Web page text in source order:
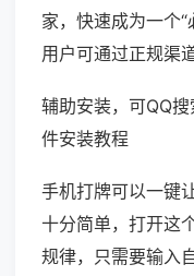
家，快速成为一个
用户可通过正规渠
辅助安装，可QQ
件安装教程
手机打牌可以一键
十分简单，打开这
规律，只需要输入